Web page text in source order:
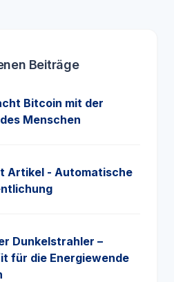
Beiträge
Bitcoin mit der
Menschen
Artikel - Automatische
Dunkelstrahler –
für die Energiewende